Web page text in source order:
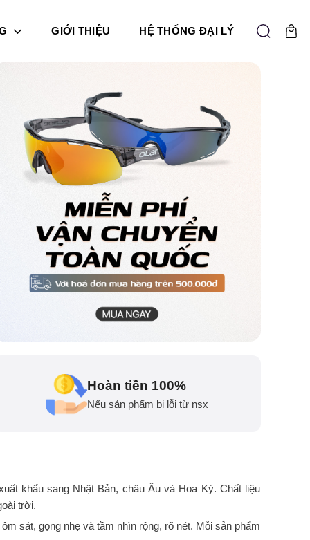
GIỚI THIỆU HỆ THỐNG ĐẠI LÝ
Hoàn tiền 100%
Nếu sản phẩm bị lỗi từ nsx
khẩu sang Nhật Bản, châu Âu và Hoa Kỳ. Chất liệu
trời.
sát, gọng nhẹ và tầm nhìn rộng, rõ nét. Mỗi sản phẩm